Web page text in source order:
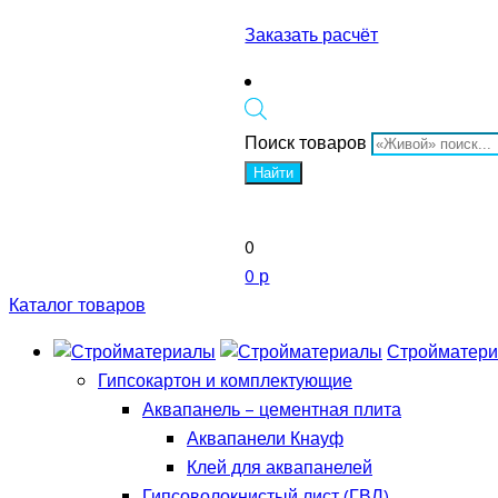
Заказать расчёт
Поиск товаров
Найти
0
0 р
Каталог товаров
Гипсокартон и комплектующие
Аквапанель – цементная плита
Аквапанели Кнауф
Клей для аквапанелей